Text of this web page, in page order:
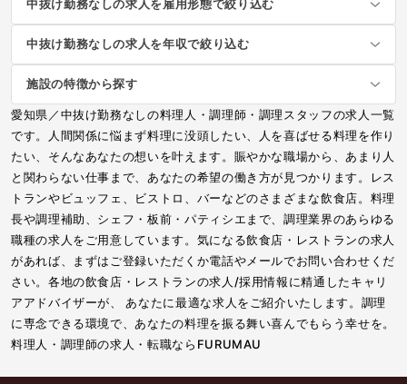
中抜け勤務なしの求人を雇用形態で絞り込む
中抜け勤務なしの求人を年収で絞り込む
施設の特徴から探す
愛知県／中抜け勤務なしの料理人・調理師・調理スタッフの求人一覧
です。人間関係に悩まず料理に没頭したい、人を喜ばせる料理を作り
たい、そんなあなたの想いを叶えます。賑やかな職場から、あまり人
と関わらない仕事まで、あなたの希望の働き方が見つかります。レス
トランやビュッフェ、ビストロ、バーなどのさまざまな飲食店。料理
長や調理補助、シェフ・板前・パティシエまで、調理業界のあらゆる
職種の求人をご用意しています。気になる飲食店・レストランの求人
があれば、まずはご登録いただくか電話やメールでお問い合わせくだ
さい。各地の飲食店・レストランの求人/採用情報に精通したキャリ
アアドバイザーが、 あなたに最適な求人をご紹介いたします。調理
に専念できる環境で、あなたの料理を振る舞い喜んでもらう幸せを。
料理人・調理師の求人・転職ならFURUMAU